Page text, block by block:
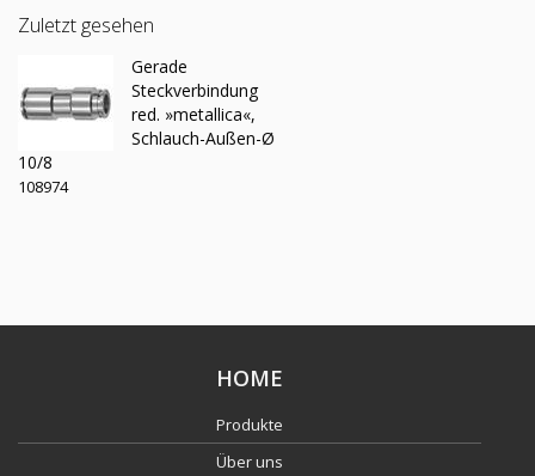
Zuletzt gesehen
Gerade
Steckverbindung
red. »metallica«,
Schlauch-Außen-Ø
10/8
108974
HOME
Produkte
Über uns